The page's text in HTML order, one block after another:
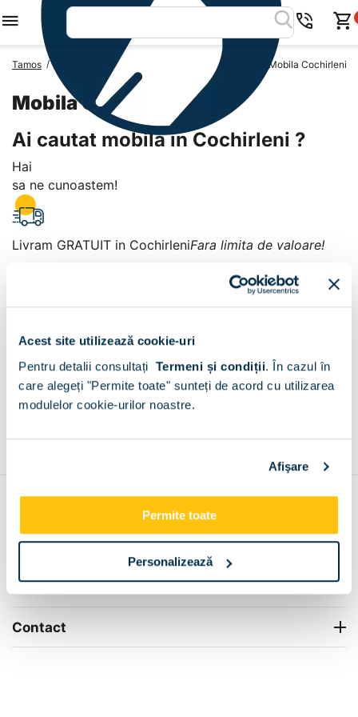
Acest site utilizează cookie-uri
Pentru detalii consultați Termeni și condiții. În cazul în
care alegeți "Permite toate" sunteți de acord cu utilizarea
modulelor cookie-urilor noastre.
Afişare
Permite toate
Personalizează
Tamos / Mobila Romania Mobila Judetul Constanta Mobila Cochirleni
Mobila Cochirleni
Ai cautat mobila in Cochirleni ?
Hai
sa ne cunoastem!
Livram GRATUIT in CochirleniFara limita de valoare!
Cochirleni
+
Info Center
Livrare
Contact